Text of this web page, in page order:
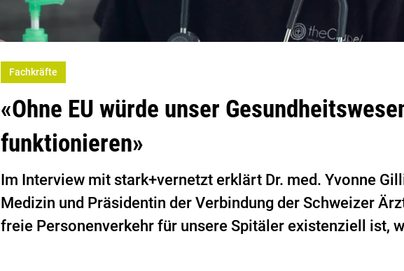
«Ohne EU würde unser
funktionieren»
Im Interview mit stark+vernetzt erklärt Dr. med. Yvonne
Medizin und Präsidentin der Verbindung der Schweizer
freie Personenverkehr für unsere Spitäler existenziell ist,
Fachkräfte